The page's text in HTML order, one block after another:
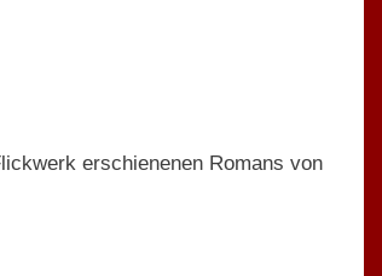
erschienenen Romans von